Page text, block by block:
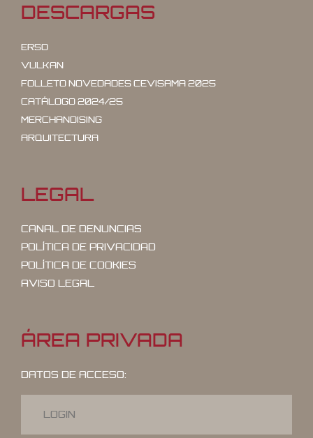
DESCARGAS
ERSO
VULKAN
FOLLETO NOVEDADES CEVISAMA 2025
CATÁLOGO 2024/25
MERCHANDISING
ARQUITECTURA
LEGAL
CANAL DE DENUNCIAS
POLÍTICA DE PRIVACIDAD
POLÍTICA DE COOKIES
AVISO LEGAL
ÁREA PRIVADA
DATOS DE ACCESO: